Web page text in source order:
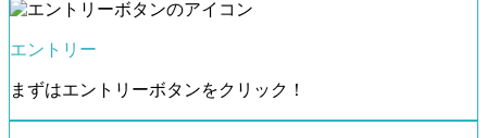
エントリー
まずはエントリーボタンをクリック！